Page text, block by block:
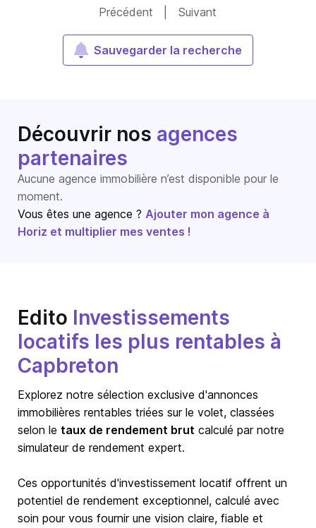
Précédent Suivant
Sauvegarder la recherche
Découvrir nos agences
partenaires
Aucune agence immobilière n’est disponible pour le
moment.
Vous êtes une agence ? Ajouter mon agence à
Horiz et multiplier mes ventes !
Edito Investissements
locatifs les plus rentables à
Capbreton
Explorez notre sélection exclusive d'annonces
immobilières rentables triées sur le volet, classées
selon le taux de rendement brut calculé par notre
simulateur de rendement expert.
Ces opportunités d'investissement locatif offrent un
potentiel de rendement exceptionnel, calculé avec
soin pour vous fournir une vision claire, fiable et